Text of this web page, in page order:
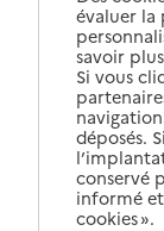
évaluer la
savoir
Si vous
déposés.
conservé
informé
cookies ».